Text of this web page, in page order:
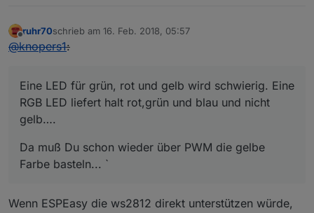
Offline
ruhr70schrieb am 16. Feb. 2018, 05:57
zuletzt editiert von
@knopers1:
Eine LED für grün, rot und gelb wird schwierig. Eine
RGB LED liefert halt rot,grün und blau und nicht
gelb….
Da muß Du schon wieder über PWM die gelbe
Farbe basteln... `
Wenn ESPEasy die ws2812 direkt unterstützen würde,